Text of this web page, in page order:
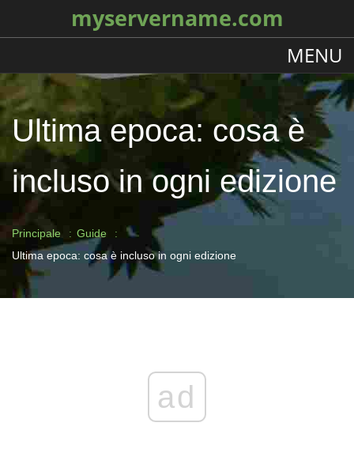
myservername.com
MENU
Ultima epoca: cosa è
incluso in ogni edizione
Principale
Guide
Ultima epoca: cosa è incluso in ogni edizione
ad